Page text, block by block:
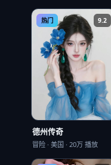
热门 9.2
德州传奇
冒险 · 美国 · 20万 播放